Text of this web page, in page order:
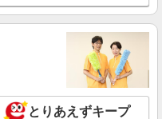
詳細を見る
コーディネートセンター
＆車OK］オシャレoffice♪
員実績も↑
とりあえずキープ